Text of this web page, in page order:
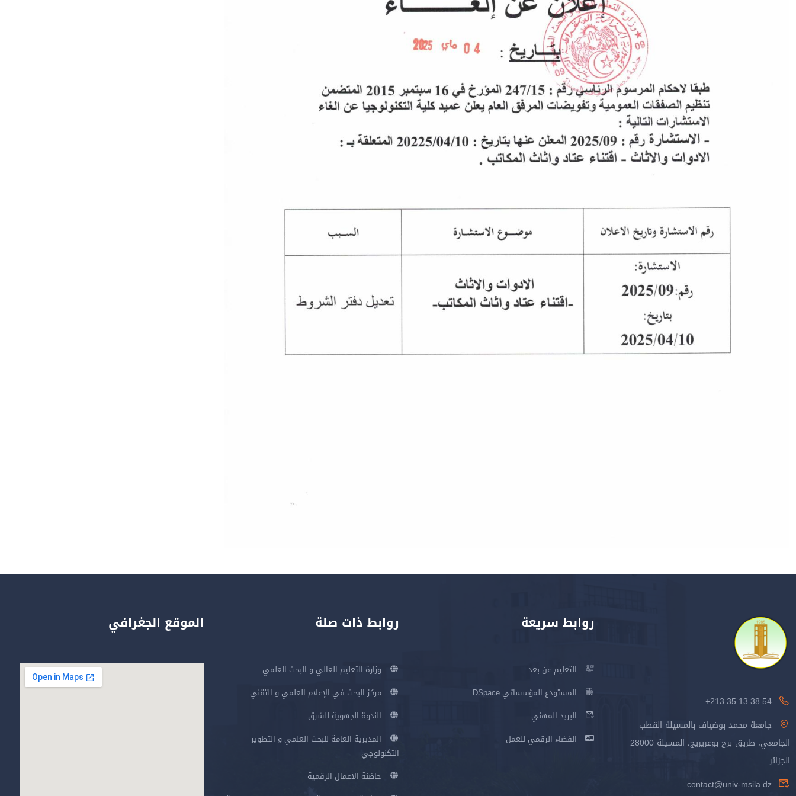
213.35.13.38.54+
جامعة محمد بوضياف بالمسيلة القطب
الجامعي، طريق برج بوعريريج، المسيلة 28000
الجزائر
contact@univ-msila.dz
روابط سريعة
التعليم عن بعد
المستودع المؤسساتي DSpace
البريد المهني
الفضاء الرقمي للعمل
روابط ذات صلة
وزارة التعليم العالي و البحث العلمي
مركز البحث في الإعلام العلمي و التقني
الندوة الجهوية للشرق
المديرية العامة للبحث العلمي و التطوير
التكنولوجي
حاضنة الأعمال الرقمية
الموقع الجغرافي